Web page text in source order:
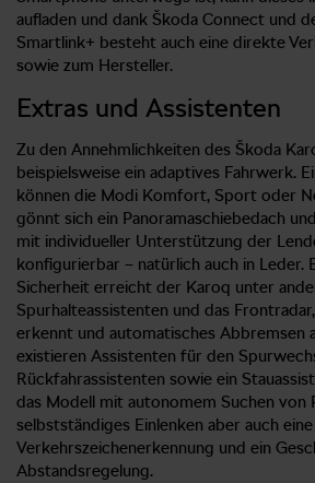
aufladen und dank Škoda Connect und
Smartlink+ besteht auch eine direkte
sowie zum Hersteller.
Extras und Assistenten
Zu den Annehmlichkeiten des Škoda
beispielsweise ein adaptives Fahrwerk.
können die Modi Komfort, Sport oder
gönnt sich ein Panoramaschiebedach
mit individueller Unterstützung der
konfigurierbar – natürlich auch in Leder.
Sicherheit erreicht der Karoq unter
Spurhalteassistenten und das
erkennt und automatisches Abbremsen
existieren Assistenten für den
Rückfahrassistenten sowie ein
das Modell mit autonomem Suchen von
selbstständiges Einlenken aber auch eine
Verkehrszeichenerkennung und ein
Abstandsregelung.